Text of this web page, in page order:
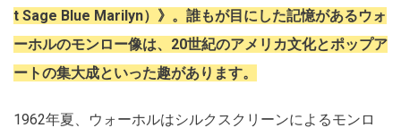
t Sage Blue Marilyn）》。誰もが目にした記憶があるウォ
ーホルのモンロー像は、20世紀のアメリカ文化とポップア
ートの集大成といった趣があります。
1962年夏、ウォーホルはシルクスクリーンによるモンロ